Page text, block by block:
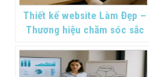
Thiết kế website Làm Đẹp –
Thương hiệu chăm sóc sắc